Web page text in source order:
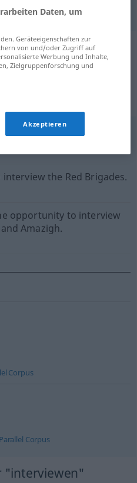
externen Quellen
Redaktion
We know them.
the Red Brigades.
opportunity to interview
Amazigh.
Corpus
Corpus
"interviewen"
Daten, um
Geräteeigenschaften zur
von und/oder Zugriff auf
Werbung und Inhalte,
Zielgruppenforschung und
Akzeptieren